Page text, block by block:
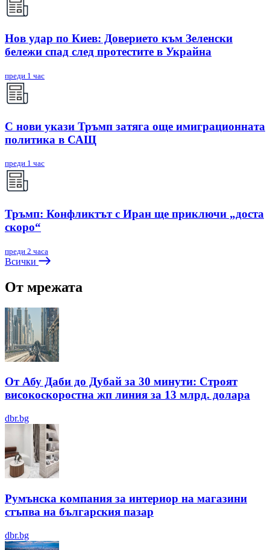
Нов удар по Киев: Доверието към Зеленски
бележи спад след протестите в Украйна
преди 1 час
С нови укази Тръмп затяга още имиграционната
политика в САЩ
преди 1 час
Тръмп: Конфликтът с Иран ще приключи „доста
скоро“
преди 2 часа
Всички
От мрежата
От Абу Даби до Дубай за 30 минути: Строят
високоскоростна жп линия за 13 млрд. долара
dbr.bg
Румънска компания за интериор на магазини
стъпва на българския пазар
dbr.bg